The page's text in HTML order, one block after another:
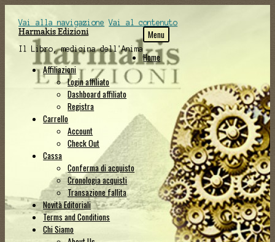
Vai alla navigazione Vai al contenuto
Harmakis Edizioni
Il Libro, medicina dell'Anima
Menu
Home
Affiliazioni
Login affiliato
Dashboard affiliato
Registra
Carrello
Account
Check Out
Cassa
Conferma di acquisto
Cronologia acquisti
Transazione fallita
Novità Editoriali
Terms and Conditions
Chi Siamo